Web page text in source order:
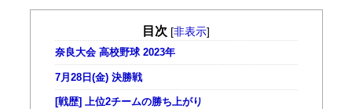
目次 [非表示]
奈良大会 高校野球 2023年
7月28日(金) 決勝戦
[戦歴] 上位2チームの勝ち上がり